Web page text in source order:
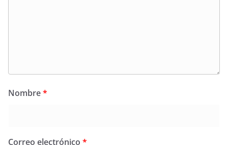
Nombre*
Correo electrónico *